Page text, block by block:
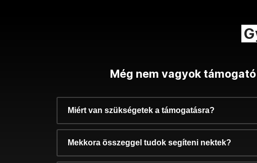
Még nem vagyok támogató
Miért van szükségetek a támogatásra?
Mekkora összeggel tudok segíteni nektek?